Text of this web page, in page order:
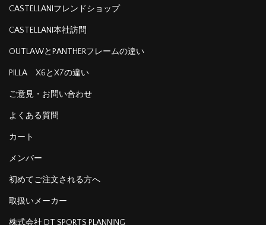
CASTELLANIフレンドショップ
CASTELLANI本社訪問
OUTLAWとPANTHERフレームの違い
PILLA X6とX7の違い
ご意見・お問い合わせ
よくある質問
カート
メンバー
初めてご注文される方へ
取扱いメーカー
株式会社 DT SPORTS PLANNING